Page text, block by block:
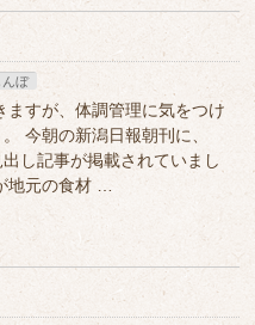
んぼ
ますが、体調管理に気をつけ
今朝の新潟日報朝刊に、
し記事が掲載されていまし
地元の食材 …